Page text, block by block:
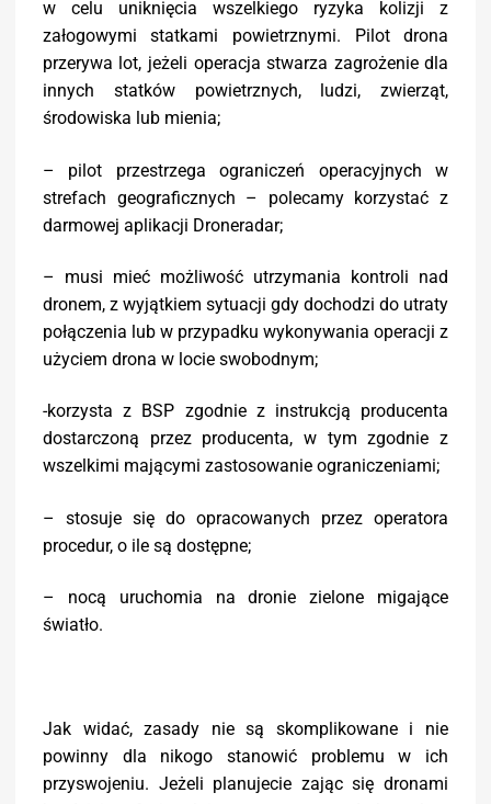
w celu uniknięcia wszelkiego ryzyka kolizji z
załogowymi statkami powietrznymi. Pilot drona
przerywa lot, jeżeli operacja stwarza zagrożenie dla
innych statków powietrznych, ludzi, zwierząt,
środowiska lub mienia;
– pilot przestrzega ograniczeń operacyjnych w
strefach geograficznych – polecamy korzystać z
darmowej aplikacji Droneradar;
– musi mieć możliwość utrzymania kontroli nad
dronem, z wyjątkiem sytuacji gdy dochodzi do utraty
połączenia lub w przypadku wykonywania operacji z
użyciem drona w locie swobodnym;
-korzysta z BSP zgodnie z instrukcją producenta
dostarczoną przez producenta, w tym zgodnie z
wszelkimi mającymi zastosowanie ograniczeniami;
– stosuje się do opracowanych przez operatora
procedur, o ile są dostępne;
– nocą uruchomia na dronie zielone migające
światło.
Jak widać, zasady nie są skomplikowane i nie
powinny dla nikogo stanowić problemu w ich
przyswojeniu. Jeżeli planujecie zając się dronami